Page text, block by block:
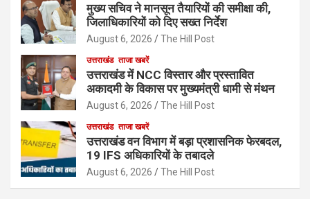
मुख्य सचिव ने मानसून तैयारियों की समीक्षा की,
जिलाधिकारियों को दिए सख्त निर्देश
August 6, 2026 The Hill Post
उत्तराखंड ताजा खबरें
उत्तराखंड में NCC विस्तार और प्रस्तावित
अकादमी के विकास पर मुख्यमंत्री धामी से मंथन
August 6, 2026 The Hill Post
उत्तराखंड ताजा खबरें
उत्तराखंड वन विभाग में बड़ा प्रशासनिक फेरबदल,
19 IFS अधिकारियों के तबादले
August 6, 2026 The Hill Post